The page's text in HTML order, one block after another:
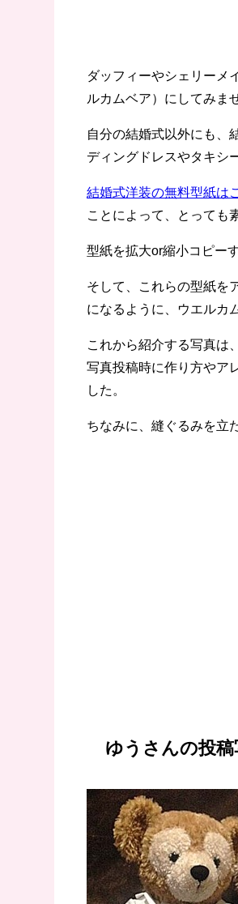
ダッフィーやシェリーメ
ルカムベア）にしてみま
自分の結婚式以外にも
ディングドレスやタキシ
結婚式洋装の無料型紙は
ことによって、とっても
型紙を拡大or縮小コピー
そして、これらの型紙を
になるように、ウエルカ
これから紹介する写真は
写真投稿時に作り方やア
した。
ちなみに、縫ぐるみを立
ゆうさんの投稿